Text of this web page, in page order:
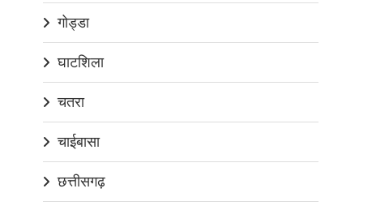
गोड्डा
घाटशिला
चतरा
चाईबासा
छत्तीसगढ़